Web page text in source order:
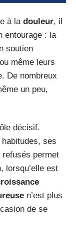
à la douleur, il
entourage : la
soutien
même leurs
De nombreux
un peu,
décisif.
ses
permet
lorsqu’elle est
n’est plus
de se